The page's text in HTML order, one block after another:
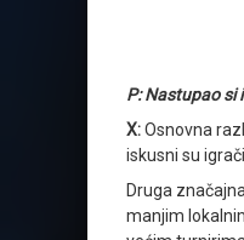
P: Nastupao si
X:Osnovna
iskusni su
Druga
manjim